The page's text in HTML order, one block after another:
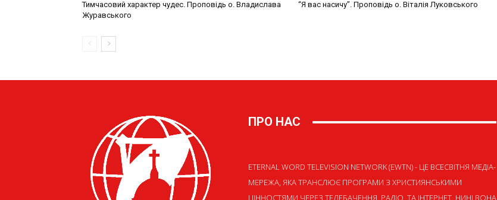
ПРО НАС
ETERNAL WORD TELEVISION NETWORK (EWTN) - ЦЕ ВСЕСВІТНЯ МЕДІА-
МЕРЕЖА, ЯКА ТРАНСЛЮЄ ПРОГРАМИ З ХРИСТИЯНСЬКИМИ
ЦІННОСТЯМИ ЧЕРЕЗ ТЕЛЕБАЧЕННЯ, РАДІО, ТА ІНТЕРНЕТ. НИНІ ВОНА